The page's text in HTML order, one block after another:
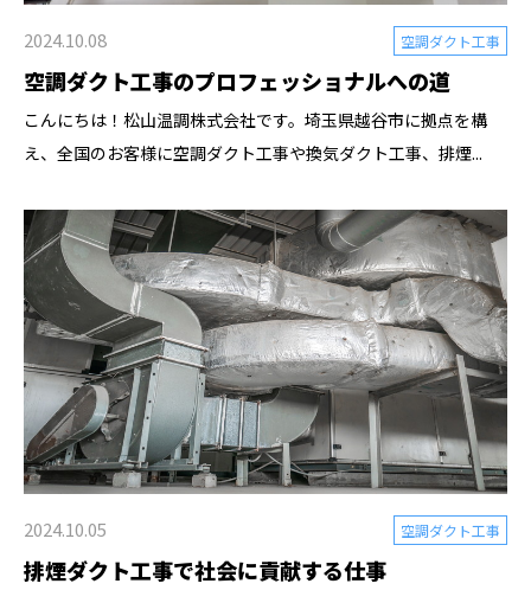
2024.10.08 空調ダクト工事
空調ダクト工事のプロフェッショナルへの道
こんにちは！松山温調株式会社です。埼玉県越谷市に拠点を構
え、全国のお客様に空調ダクト工事や換気ダクト工事、排煙...
2024.10.05 空調ダクト工事
排煙ダクト工事で社会に貢献する仕事